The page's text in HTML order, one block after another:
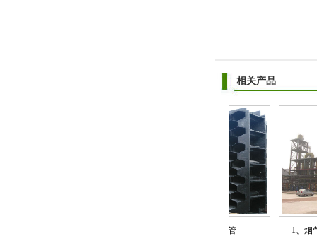
相关产品
1、烟气湿式